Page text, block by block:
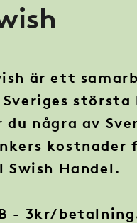
är ett
Sveriges största
du några av
Handel.
- 3kr/